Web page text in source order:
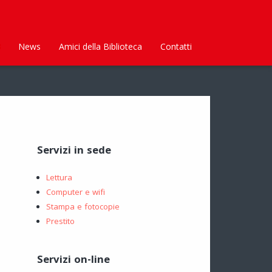
News Amici della Biblioteca Contatti
Servizi in sede
Lettura
Computer e wifi
Stampa e fotocopie
Prestito
Servizi on-line